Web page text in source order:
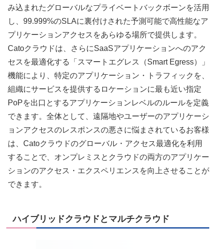
み込まれたグローバルなプライベートバックボーンを活用
し、99.999%のSLAに裏付けされた予測可能で高性能なア
プリケーションアクセスをあらゆる場所で提供します。
Catoクラウドは、さらにSaaSアプリケーションへのアク
セスを最適化する「スマートエグレス（Smart Egress）」
機能により、特定のアプリケーション・トラフィックを、
組織にサービスを提供するロケーションに最も近い指定
PoPを出口とするアプリケーションレベルのルールを定義
できます。全体として、遠隔地やユーザーのアプリケーシ
ョンアクセスのレスポンスの悪さに悩まされているお客様
は、Catoクラウドのグローバル・アクセス最適化を利用
することで、オンプレミスとクラウドの両方のアプリケー
ションのアクセス・エクスペリエンスを向上させることが
できます。
ハイブリッドクラウドとマルチクラウド